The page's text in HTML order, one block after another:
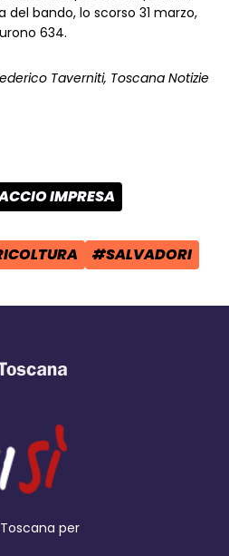
del bando, lo scorso 31 marzo,
634.
Taverniti, Toscana Notizie
- apre
X - apre una
link e condividi -
POST:
IMPRESA
TAG:
#SALVADORI
per